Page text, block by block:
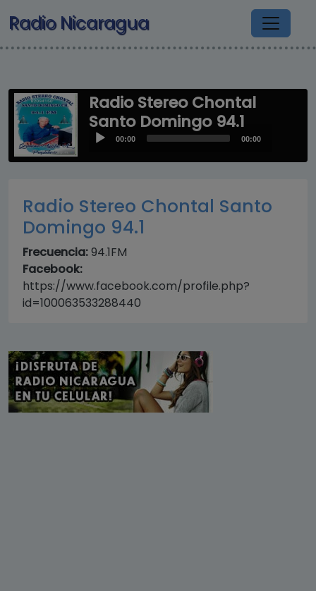
Pasar al contenido principal
Radio Nicaragua
Radio Stereo Chontal
Santo Domingo 94.1
Audio00:00 00:00
Radio Stereo Chontal Santo
Domingo 94.1
Frecuencia:94.1FM
Facebook:
https://www.facebook.com/profile.php?
id=100063533288440